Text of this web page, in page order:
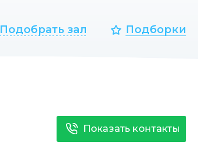
Подобрать зал Подборки
Показать контакты